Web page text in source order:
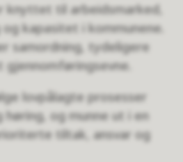
knyttet til arbeidsmarked,
kapasitet i kommunene.
samordning, tydeligere
lovpålagte prosesser
og munne ut i en
tiltak, ansvar og